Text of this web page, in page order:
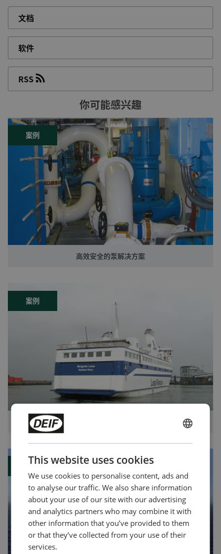
个模拟量输出。
型号
MTR-4 015
模拟量输出: 无
RS-485 Modbus
模拟量输出: 1个
MTR-4 215
模拟量输出: 2个
RS-485 Modbus
MTR-4 315
模拟量输出: 3个
RS-485 Modbus
RS-485 Modbus
产品编号
MTR-4-015 1200510020
MTR-4-105 1200510021
MTR-4-215 1200510022
MTR-4-315 1200510023
MTR-4-415 1200510024
文档
软件
RSS
你可能感兴趣
案例
高效安全的泵解决方案
案例
案例
This website uses cookies
We use cookies to personalise content, ads and
to analyse our traffic. We also share information
about your use of our site with our advertising
and analytics partners who may combine it with
other information that you’ve provided to them
or that they’ve collected from your use of their
services.